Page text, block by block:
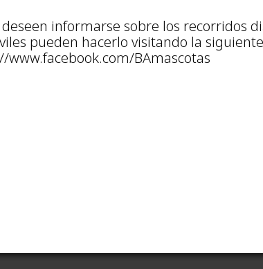
deseen informarse sobre los recorridos
pueden hacerlo visitando la
www.facebook.com/BAmascotas